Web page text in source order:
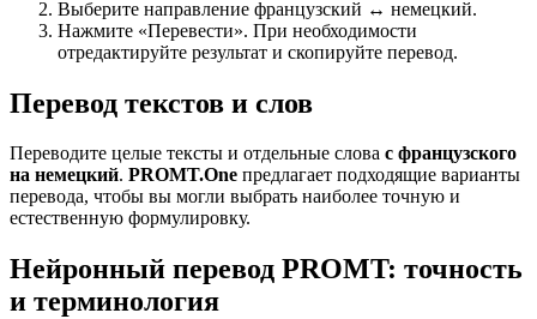
Выберите направление французский ↔ немецкий.
Нажмите «Перевести». При необходимости
отредактируйте результат и скопируйте перевод.
Перевод текстов и слов
Переводите целые тексты и отдельные слова с французского
на немецкий. PROMT.One предлагает подходящие варианты
перевода, чтобы вы могли выбрать наиболее точную и
естественную формулировку.
Нейронный перевод PROMT: точность
и терминология